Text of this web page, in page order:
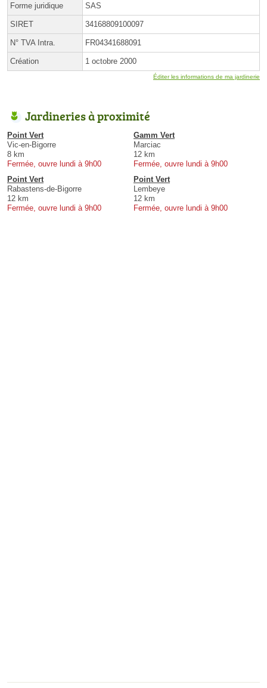
Forme juridique SAS
SIRET 34168809100097
N° TVA Intra. FR04341688091
Création 1 octobre 2000
Éditer les informations de ma jardinerie
Jardineries à proximité
Point Vert
Vic-en-Bigorre
8 km
Fermée, ouvre lundi à 9h00
Gamm Vert
Marciac
12 km
Fermée, ouvre lundi à 9h00
Point Vert
Rabastens-de-Bigorre
12 km
Fermée, ouvre lundi à 9h00
Point Vert
Lembeye
12 km
Fermée, ouvre lundi à 9h00